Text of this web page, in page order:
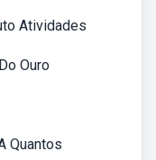
Atividades
Ouro
Quantos